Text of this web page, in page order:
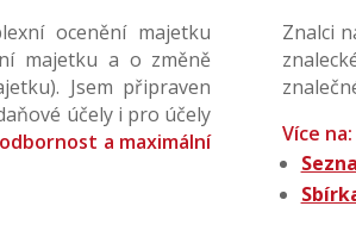
ocenění majetku
majetku a o změně
Jsem připraven
účely i pro účely
a maximální
Znalci
Více na: